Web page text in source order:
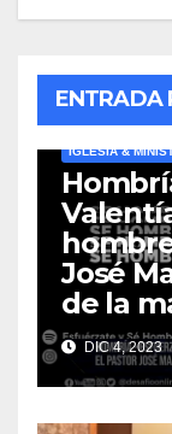
ENTRADA
IGLESIA &
José
de la
DIC 4, 2023